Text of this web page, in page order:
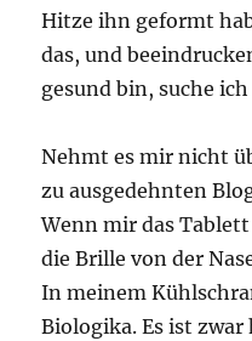
Hitze ihn geformt
das, und
gesund bin, suche
Nehmt es mir nicht
zu ausgedehnten
Wenn mir das
die Brille von der
In meinem
Biologika. Es ist